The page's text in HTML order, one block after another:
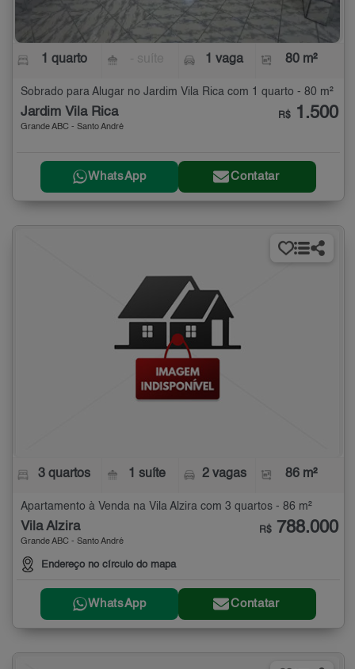
1 quarto 1 vaga 80 m²
Sobrado para Alugar no Jardim Vila Rica com 1 quarto - 80 m²
Jardim Vila Rica
Grande ABC - Santo André
R$ 1.500
WhatsApp Contatar
3 quartos 1 suíte 2 vagas 86 m²
Apartamento à Venda na Vila Alzira com 3 quartos - 86 m²
Vila Alzira
Grande ABC - Santo André
Endereço no círculo do mapa
R$ 788.000
WhatsApp Contatar